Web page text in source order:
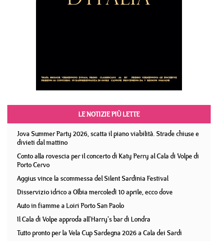
LE NOTIZIE PIÙ LETTE
Jova Summer Party 2026, scatta il piano viabilità. Strade chiuse e
divieti dal mattino
Conto alla rovescia per il concerto di Katy Perry al Cala di Volpe di
Porto Cervo
Aggius vince la scommessa del Silent Sardinia Festival
Disservizio idrico a Olbia mercoledì 10 aprile, ecco dove
Auto in fiamme a Loiri Porto San Paolo
Il Cala di Volpe approda all'Harry's bar di Londra
Tutto pronto per la Vela Cup Sardegna 2026 a Cala dei Sardi